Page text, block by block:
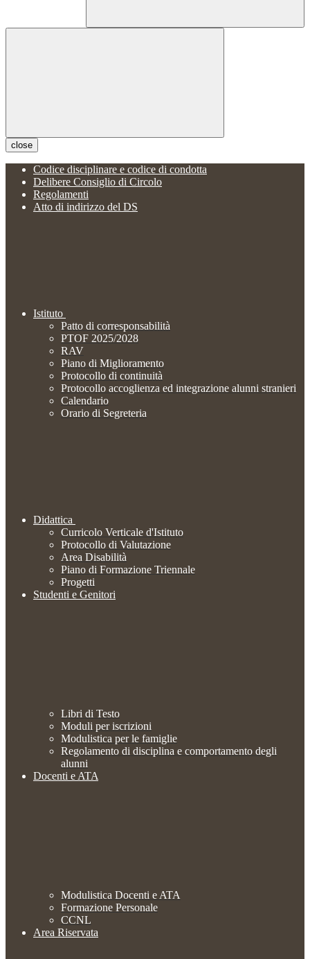
close
Codice disciplinare e codice di condotta
Delibere Consiglio di Circolo
Regolamenti
Atto di indirizzo del DS
Istituto
Patto di corresponsabilità
PTOF 2025/2028
RAV
Piano di Miglioramento
Protocollo di continuità
Protocollo accoglienza ed integrazione alunni stranieri
Calendario
Orario di Segreteria
Didattica
Curricolo Verticale d'Istituto
Protocollo di Valutazione
Area Disabilità
Piano di Formazione Triennale
Progetti
Studenti e Genitori
Libri di Testo
Moduli per iscrizioni
Modulistica per le famiglie
Regolamento di disciplina e comportamento degli
alunni
Docenti e ATA
Modulistica Docenti e ATA
Formazione Personale
CCNL
Area Riservata